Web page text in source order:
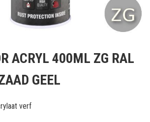
ACRYL 400ML ZG RAL
GEEL
verf